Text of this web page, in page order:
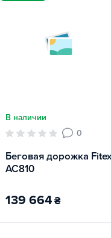
В наличии
0
Беговая дорожка Fitex
AC810
139 664₴